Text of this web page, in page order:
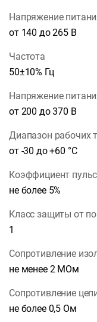
Напряжение
от 140 до 265 В
Частота
50±10% Гц
Напряжение
от 200 до 370 В
Диапазон рабочих
от -30 до +60 °С
Коэффициент
не более 5%
Класс защиты от
1
Сопротивление
не менее 2 МОм
Сопротивление
не более 0,5 Ом